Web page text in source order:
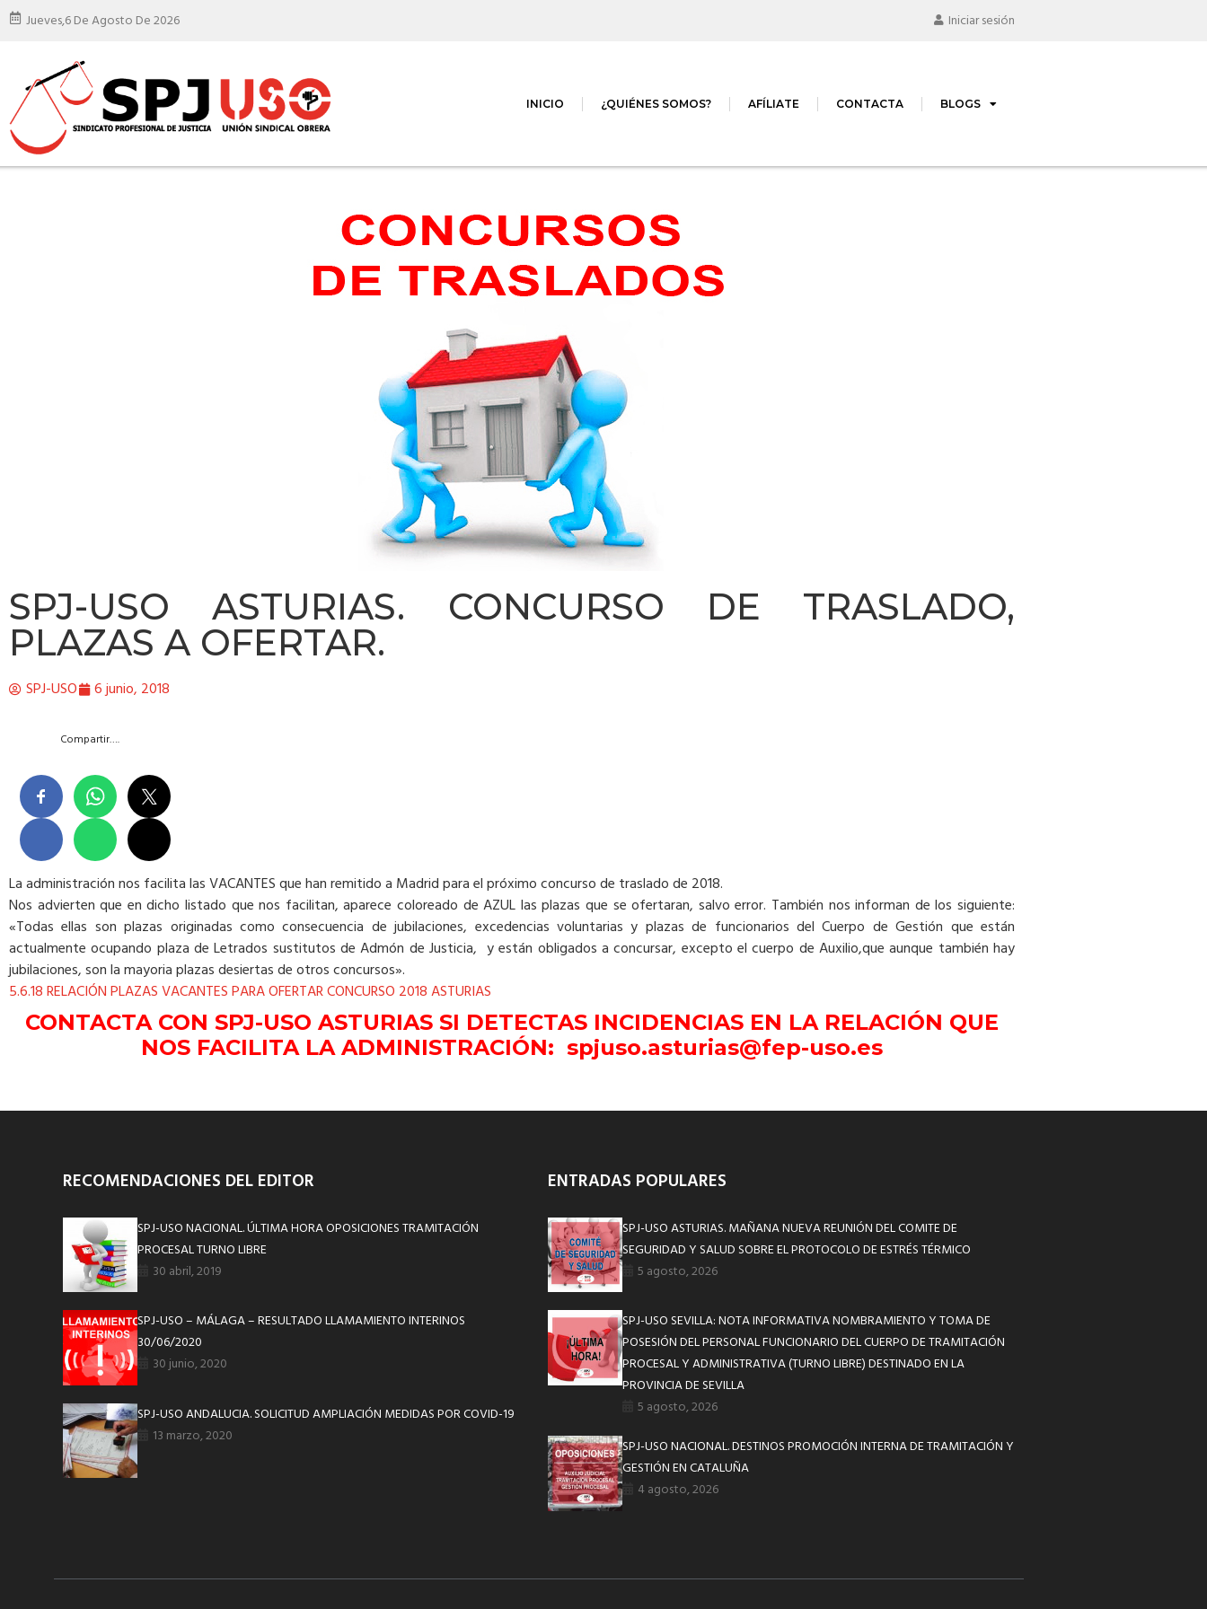
Jueves,6 De Agosto De 2026 Iniciar sesión
INICIO ¿QUIÉNES SOMOS? AFÍLIATE CONTACTA BLOGS
SPJ-USO ASTURIAS. CONCURSO DE TRASLADO,
PLAZAS A OFERTAR.
SPJ-USO 6 junio, 2018
Compartir….
La administración nos facilita las VACANTES que han remitido a Madrid para el próximo concurso de traslado de 2018.
Nos advierten que en dicho listado que nos facilitan, aparece coloreado de AZUL las plazas que se ofertaran, salvo error. También nos informan de los siguiente:
«Todas ellas son plazas originadas como consecuencia de jubilaciones, excedencias voluntarias y plazas de funcionarios del Cuerpo de Gestión que están
actualmente ocupando plaza de Letrados sustitutos de Admón de Justicia, y están obligados a concursar, excepto el cuerpo de Auxilio,que aunque también hay
jubilaciones, son la mayoria plazas desiertas de otros concursos».
5.6.18 RELACIÓN PLAZAS VACANTES PARA OFERTAR CONCURSO 2018 ASTURIAS
CONTACTA CON SPJ-USO ASTURIAS SI DETECTAS INCIDENCIAS EN LA RELACIÓN QUE
NOS FACILITA LA ADMINISTRACIÓN: spjuso.asturias@fep-uso.es
RECOMENDACIONES DEL EDITOR
SPJ-USO NACIONAL. ÚLTIMA HORA OPOSICIONES TRAMITACIÓN
PROCESAL TURNO LIBRE
30 abril, 2019
SPJ-USO – MÁLAGA – RESULTADO LLAMAMIENTO INTERINOS
30/06/2020
30 junio, 2020
SPJ-USO ANDALUCIA. SOLICITUD AMPLIACIÓN MEDIDAS POR COVID-19
13 marzo, 2020
ENTRADAS POPULARES
SPJ-USO ASTURIAS. MAÑANA NUEVA REUNIÓN DEL COMITE DE
SEGURIDAD Y SALUD SOBRE EL PROTOCOLO DE ESTRÉS TÉRMICO
5 agosto, 2026
SPJ-USO SEVILLA: NOTA INFORMATIVA NOMBRAMIENTO Y TOMA DE
POSESIÓN DEL PERSONAL FUNCIONARIO DEL CUERPO DE TRAMITACIÓN
PROCESAL Y ADMINISTRATIVA (TURNO LIBRE) DESTINADO EN LA
PROVINCIA DE SEVILLA
5 agosto, 2026
SPJ-USO NACIONAL. DESTINOS PROMOCIÓN INTERNA DE TRAMITACIÓN Y
GESTIÓN EN CATALUÑA
4 agosto, 2026